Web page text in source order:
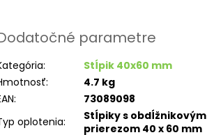
parametre
:
Stĺpik 40x60 mm
:
4.7 kg
:
73089098
oplotenia:
Stĺpiky s obdĺžnikovým
prierezom 40 x 60 mm